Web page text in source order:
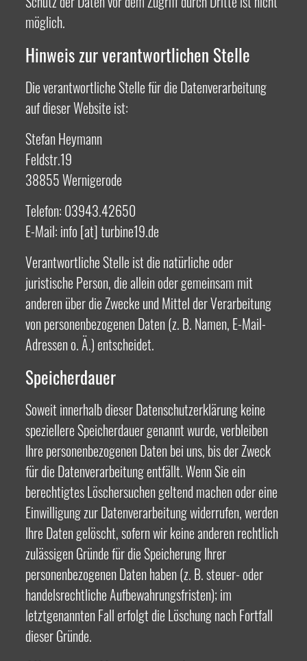
möglich.
Hinweis zur verantwortlichen Stelle
Die verantwortliche Stelle für die Datenverarbeitung
auf dieser Website ist:
Stefan Heymann
Feldstr.19
38855 Wernigerode
Telefon: 03943.42650
E-Mail: info [at] turbine19.de
Verantwortliche Stelle ist die natürliche oder
juristische Person, die allein oder gemeinsam mit
anderen über die Zwecke und Mittel der Verarbeitung
von personenbezogenen Daten (z. B. Namen, E-Mail-
Adressen o. Ä.) entscheidet.
Speicherdauer
Soweit innerhalb dieser Datenschutzerklärung keine
speziellere Speicherdauer genannt wurde, verbleiben
Ihre personenbezogenen Daten bei uns, bis der Zweck
für die Datenverarbeitung entfällt. Wenn Sie ein
berechtigtes Löschersuchen geltend machen oder eine
Einwilligung zur Datenverarbeitung widerrufen, werden
Ihre Daten gelöscht, sofern wir keine anderen rechtlich
zulässigen Gründe für die Speicherung Ihrer
personenbezogenen Daten haben (z. B. steuer- oder
handelsrechtliche Aufbewahrungsfristen); im
letztgenannten Fall erfolgt die Löschung nach Fortfall
dieser Gründe.